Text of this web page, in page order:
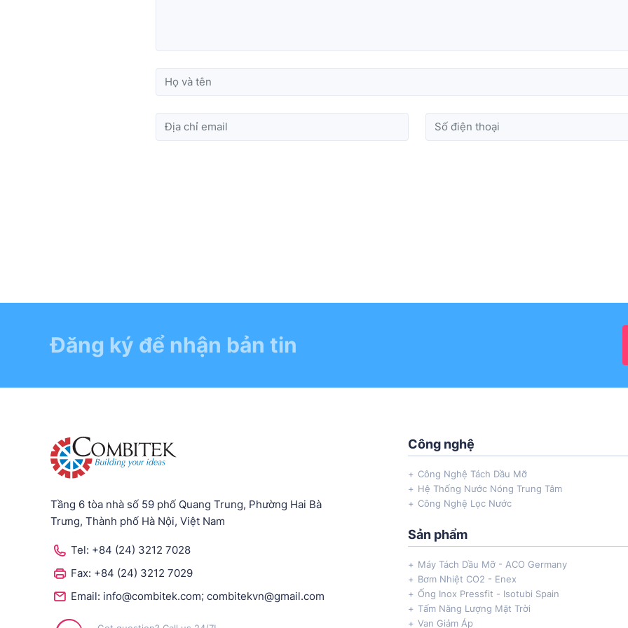
Đăng ký để nhận bản tin
Công nghệ
Công Nghệ Tách Dầu Mỡ
Hệ Thống Nước Nóng Trung Tâm
Công Nghệ Lọc Nước
Sản phẩm
Máy Tách Dầu Mỡ - ACO Germany
Bơm Nhiệt CO2 - Enex
Ống Inox Pressfit - Isotubi Spain
Tấm Năng Lượng Mặt Trời
Van Giảm Áp
Tầng 6 tòa nhà số 59 phố Quang Trung, Phường Hai Bà
Trưng, Thành phố Hà Nội, Việt Nam
Tel: +84 (24) 3212 7028
Fax: +84 (24) 3212 7029
Email: info@combitek.com; combitekvn@gmail.com